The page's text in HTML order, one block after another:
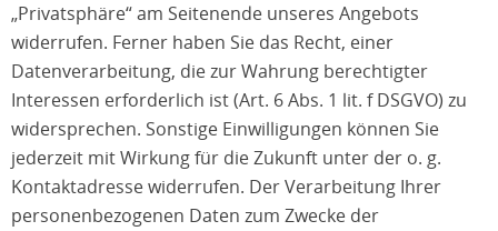
„Privatsphäre“ am Seitenende unseres Angebots
widerrufen. Ferner haben Sie das Recht, einer
Datenverarbeitung, die zur Wahrung berechtigter
Interessen erforderlich ist (Art. 6 Abs. 1 lit. f DSGVO) zu
widersprechen. Sonstige Einwilligungen können Sie
jederzeit mit Wirkung für die Zukunft unter der o. g.
Kontaktadresse widerrufen. Der Verarbeitung Ihrer
personenbezogenen Daten zum Zwecke der